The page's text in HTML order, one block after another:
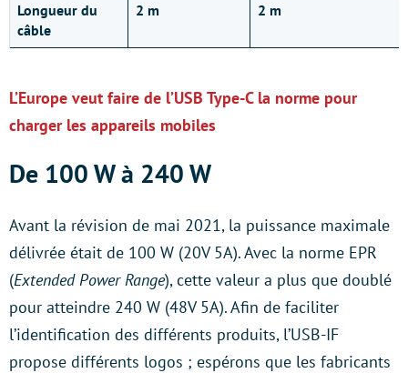
Longueur du
câble
2 m 2 m
L’Europe veut faire de l’USB Type-C la norme pour
charger les appareils mobiles
De 100 W à 240 W
Avant la révision de mai 2021, la puissance maximale
délivrée était de 100 W (20V 5A). Avec la norme EPR
(Extended Power Range), cette valeur a plus que doublé
pour atteindre 240 W (48V 5A). Afin de faciliter
l’identification des différents produits, l’USB-IF
propose différents logos ; espérons que les fabricants